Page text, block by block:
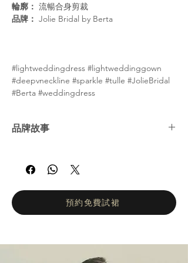
輪廓： 流暢合身剪裁
品牌： Jolie Bridal by Berta
#lightweddingdress #lightweddinggown
#deepvneckline #sparkle #tulle #JolieBridal
#Berta #weddingdress
品牌故事
Bridal。它的作品均為簡約、精湛的工藝和前
衛無比。所有婚紗都配有通透裙子和華麗的細
BERTA自2013年進入國際舞台以來，以創紀錄
的速度成為家喻戶曉的品牌。
預約免費試裙